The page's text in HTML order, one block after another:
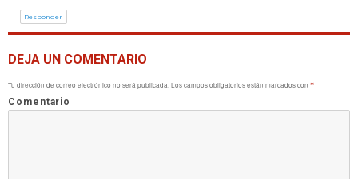
Responder
DEJA UN COMENTARIO
Tu dirección de correo electrónico no será publicada. Los campos obligatorios están marcados con *
Comentario